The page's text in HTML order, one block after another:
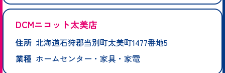
한국어
DCMニコット太美店
住所 北海道石狩郡当別町太美町1477番地5
業種 ホームセンター・家具・家電